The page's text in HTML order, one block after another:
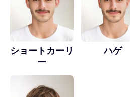
ショートカーリ
ー
ハゲ